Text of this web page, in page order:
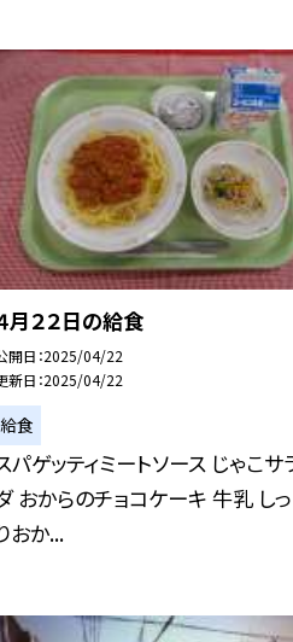
月２２日の給食
開日 2025/04/22
新日 2025/04/22
給食
パゲッティミートソース じゃこサ
おからのチョコケーキ 牛乳 し
おか...